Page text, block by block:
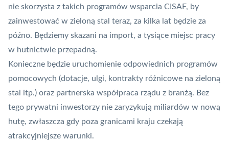
nie skorzysta z takich programów wsparcia CISAF, by
zainwestować w zieloną stal teraz, za kilka lat będzie za
późno. Będziemy skazani na import, a tysiące miejsc pracy
w hutnictwie przepadną.
Konieczne będzie uruchomienie odpowiednich programów
pomocowych (dotacje, ulgi, kontrakty różnicowe na zieloną
stal itp.) oraz partnerska współpraca rządu z branżą. Bez
tego prywatni inwestorzy nie zaryzykują miliardów w nową
hutę, zwłaszcza gdy poza granicami kraju czekają
atrakcyjniejsze warunki.